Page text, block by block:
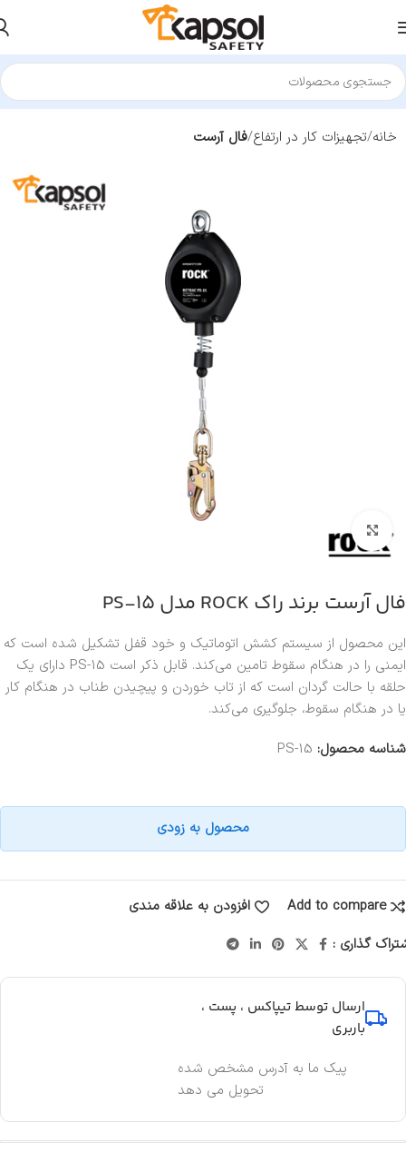
خانه تجهیزات کار در ارتفاع فال آرست
بزرگنمایی تصویر
فال آرست برند راک ROCK مدل PS-15
این محصول از سیستم کشش اتوماتیک و خود قفل تشکیل شده است که
ایمنی را در هنگام سقوط تامین می‌کند. قابل ذکر است PS-15 دارای یک
حلقه با حالت گردان است که از تاب خوردن و پیچیدن طناب در هنگام کار
یا در هنگام سقوط، جلوگیری می‌کند.
شناسه محصول: PS-15
محصول به زودی
Add to compare
افزودن به علاقه مندی
گذاری :
ارسال توسط تیپاکس ، پست ،
باربری
پیک ما به آدرس مشخص شده
تحویل می دهد